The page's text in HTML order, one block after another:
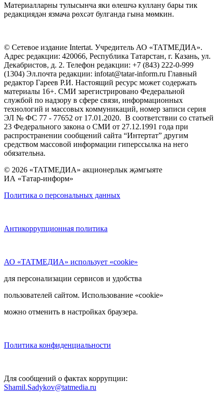
Материалларны тулысынча яки өлешчә куллану бары тик
редакциядән язмача рөхсәт булганда гына мөмкин.
© Сетевое издание Intertat. Учредитель АО «ТАТМЕДИА».
Адрес редакции: 420066, Республика Татарстан, г. Казань, ул.
Декабристов, д. 2. Телефон редакции: +7 (843) 222-0-999
(1304) Эл.почта редакции: infotat@tatar-inform.ru Главный
редактор Гареев Р.И. Настоящий ресурс может содержать
материалы 16+. СМИ зарегистрировано Федеральной
службой по надзору в сфере связи, информационных
технологий и массовых коммуникаций, номер записи серия
ЭЛ № ФС 77 - 77652 от 17.01.2020. В соответствии со статьей
23 Федерального закона о СМИ от 27.12.1991 года при
распространении сообщений сайта “Интертат” другим
средством массовой информации гиперссылка на него
обязательна.
© 2026 «ТАТМЕДИА» акционерлык җәмгыяте
ИА «Татар-информ»
Политика о персональных данных
Антикоррупционная политика
АО «ТАТМЕДИА» использует «cookie»
для персонализации сервисов и удобства
пользователей сайтом. Использование «cookie»
можно отменить в настройках браузера.
Политика конфиденциальности
Для сообщений о фактах коррупции:
Shamil.Sadykov@tatmedia.ru